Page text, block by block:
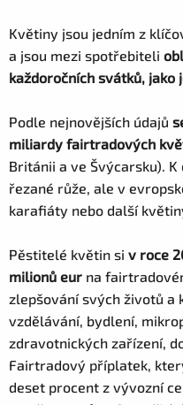
Květiny jsou jedním z
a jsou mezi spotřebiteli
každoročních svátků, jako
Podle nejnovějších údajů
miliardy fairtradových
Británii a ve Švýcarsku).
řezané růže, ale v
karafiáty nebo další
Pěstitelé květin si v roce
milionů eur na
zlepšování svých životů a
vzdělávání, bydlení,
zdravotnických zařízení,
Fairtradový příplatek,
deset procent z vývozní